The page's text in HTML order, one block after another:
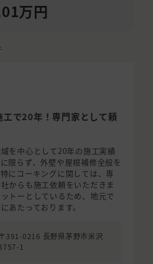
万円
で20年！専門家として頼
を中心として20年の施工実績
限らず、外壁や屋根補修全般を
にコーキングに関しては、専
からも施工依頼をいただきま
トーとしているため、地元で
あたっております。
〒391-0216 長野県茅野市米沢
1